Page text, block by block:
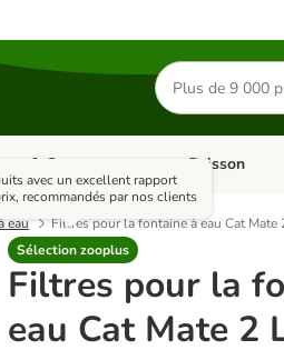
Rechercher
des
produits
les catégories: Chat
& Co Dérouler les
Poisson
eau
Filtres pour la fontaine à eau Cat Mate
Sélection zooplus
avec un excellent rapport
recommandés par nos clients
Filtres pour la
eau Cat Mate 2